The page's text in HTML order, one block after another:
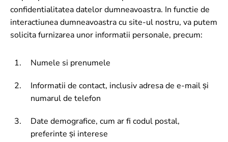
confidentialitatea datelor dumneavoastra. In functie de
interactiunea dumneavoastra cu site-ul nostru, va putem
solicita furnizarea unor informatii personale, precum:
Numele si prenumele
Informatii de contact, inclusiv adresa de e-mail și
numarul de telefon
Date demografice, cum ar fi codul postal,
preferinte și interese